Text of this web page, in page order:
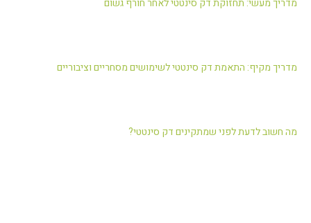
מדריך מעשי: תחזוקת דק סינטטי לאחר חורף גשום
מדריך מקיף: התאמת דק סינטטי לשימושים מסחריים וציבוריים
מה חשוב לדעת לפני שמתקינים דק סינטטי?